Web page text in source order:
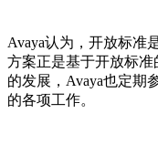
Avaya认为，开放标准
方案正是基于开放标
的发展， Avaya也定期
的各项工作。